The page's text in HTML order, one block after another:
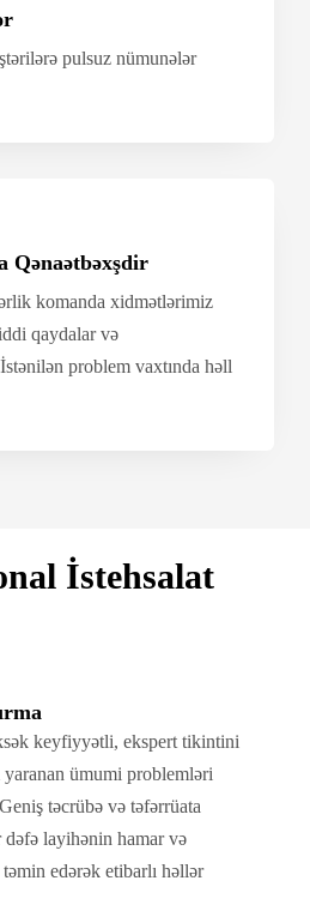
pulsuz nümunələr
Qənaətbəxşdir
komanda xidmətlərimiz
qaydalar və
problem vaxtında həll
İstehsalat
keyfiyyətli, ekspert tikintini
yaranan ümumi problemləri
təcrübə və təfərrüata
layihənin hamar və
təmin edərək etibarlı həllər